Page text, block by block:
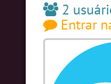
2
Entrar